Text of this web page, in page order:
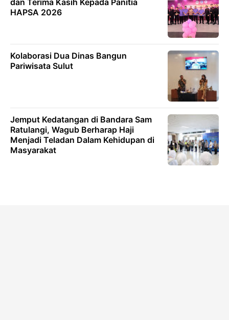
dan Terima Kasih Kepada Panitia
HAPSA 2026
Kolaborasi Dua Dinas Bangun
Pariwisata Sulut
Jemput Kedatangan di Bandara Sam
Ratulangi, Wagub Berharap Haji
Menjadi Teladan Dalam Kehidupan di
Masyarakat